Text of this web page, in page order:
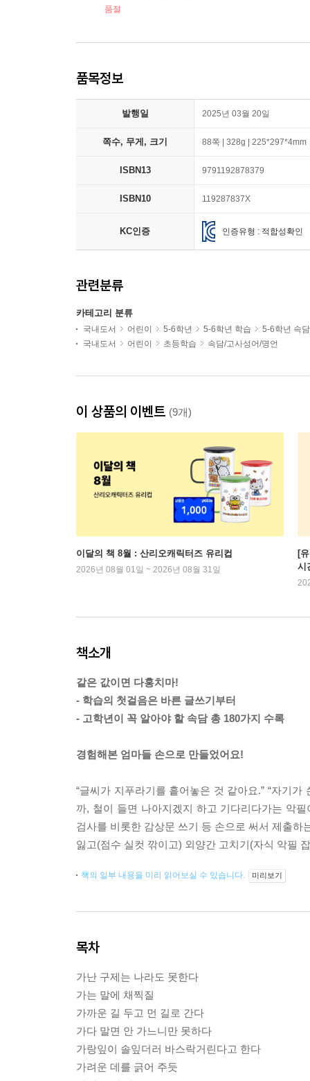
품절
품목정보
발행일 2025년 03월 20일
쪽수, 무게, 크기 88쪽 | 328g | 225*297*4mm
ISBN13 9791192878379
ISBN10 119287837X
KC인증 인증유형 : 적합성확인
관련분류
카테고리 분류
국내도서 어린이 5-6학년 5-6학년 학습
5-6학년 속
국내도서
어린이 초등학습 속담/고사성어/명언
이 상품의 이벤트 (9개)
이달의 책 8월 : 산리오캐릭터즈 유리컵
2026년 08월 01일 ~ 2026년 08월 31일
[
시
책소개
같은 값이면 다홍치마!
- 학습의 첫걸음은 바른 글쓰기부터
- 고학년이 꼭 알아야 할 속담 총 180가지 수록
경험해본 엄마들 손으로 만들었어요!
“글씨가 지푸라기를 흩어놓은 것 같아요.” “자기
까, 철이 들면 나아지겠지 하고 기다리다가는 악
검사를 비롯한 감상문 쓰기 등 손으로 써서 제출
잃고(점수 실컷 깎이고) 외양간 고치기(자식 악필
책의 일부 내용을 미리 읽어보실 수 있습니다. 미리보기
목차
가난 구제는 나라도 못한다
가는 말에 채찍질
가까운 길 두고 먼 길로 간다
가다 말면 안 가느니만 못하다
가랑잎이 솔잎더러 바스락거린다고 한다
가려운 데를 긁어 주듯